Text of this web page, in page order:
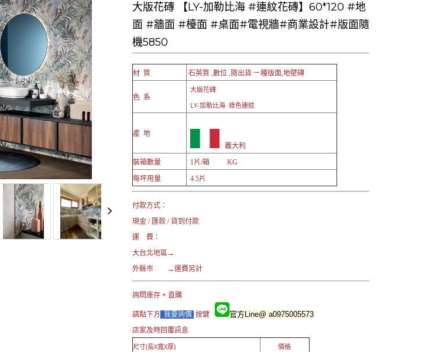
大版花磚 【LY-加勒比海 #連紋花磚】60*120 #地
面 #牆面 #檯面 #桌面#電視牆#商業設計#版面隨
機5850
材 質 石英質 ,數位 ,隨出貨 ㄧ種版面,地壁磚
色 系
大版花磚
LY-加勒比海 綠色連紋
產 地
義大利
裝箱數量
1片/箱 KG
每坪用量
4.5片
付款方式：
現金 / 匯款 / 貨到付款
運 費：
大台北地區→
外縣市 →運費另計
詢問庫存 + 直購
請點下方我要詢價 按鍵 官方Line@ a0975005573
店家及時回覆訊息
尺寸(長X寬X厚)
價格